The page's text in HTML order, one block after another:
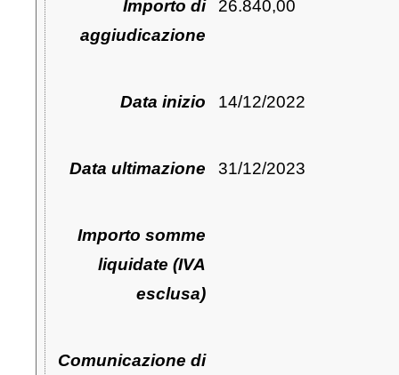
Importo di
aggiudicazione
26.840,00
Data inizio 14/12/2022
Data ultimazione 31/12/2023
Importo somme
liquidate (IVA
esclusa)
Comunicazione di